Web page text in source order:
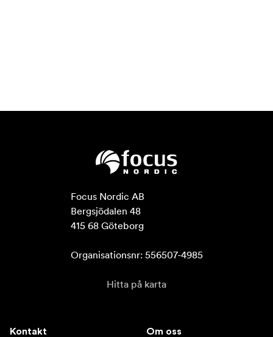
Focus Nordic AB
Bergsjödalen 48
415 68 Göteborg
Organisationsnr: 556507-4985
Hitta på karta
Kontakt Om oss